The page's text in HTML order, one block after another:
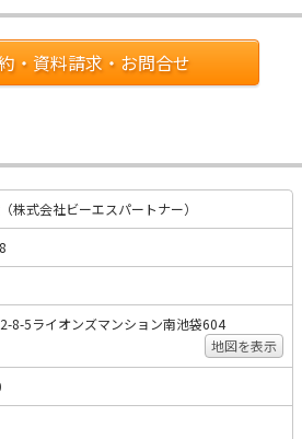
・資料請求・お問合せ
株式会社ビーエスパートナー）
8-5ライオンズマンション南池袋604
地図を表示